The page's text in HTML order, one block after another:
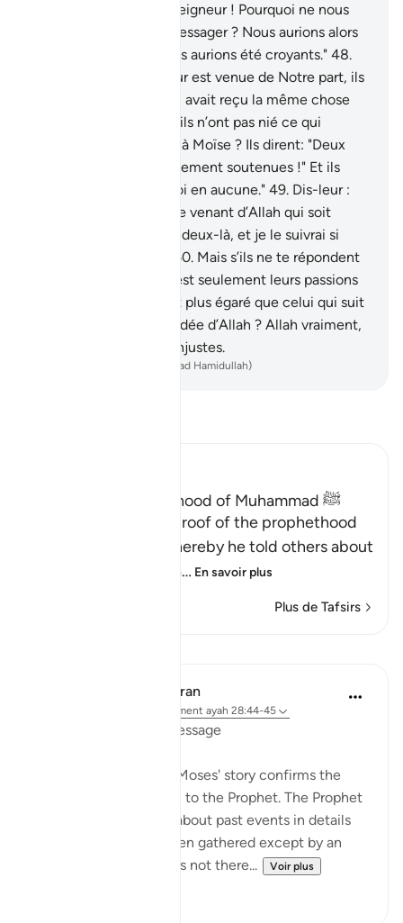
Proof of the Prophethood of Muhammad ﷺ
Allah points out the proof of the prophethood
matters of the past, a… En savoir plus
Plus de Tafsirs
In the Shade of the Quran
Référencement ayah 28:44-45
Confirmation of the Message
The first comment on Moses' story confirms the
revelations being given to the Prophet. The Prophet
was telling his people about past events in details
that could not have been gathered except by an
eyewitness. Yet, he was not there...
Voir plus
préparé, ils diraient : "Seigneur ! Pourquoi ne nous
as-Tu pas envoyé un Messager ? Nous aurions alors
suivi Tes versets et nous aurions été croyants." 48.
Mais quand la vérité leur est venue de Notre part, ils
ont dit: "Si seulement il avait reçu la même chose
que Moïse !" Est-ce qu’ils n’ont pas nié ce qui
auparavant fut apporté à Moïse ? Ils dirent: "Deux
magies se sont mutuellement soutenues !" Et ils
dirent: "Nous n’avons foi en aucune." 49. Dis-leur :
"Apportez donc un Livre venant d’Allah qui soit
meilleur guide que ces deux-là, et je le suivrai si
50. Mais s’ils ne te répondent
pas, sache alors que c’est seulement leurs passions
qu’ils suivent. Et qui est plus égaré que celui qui suit
sa passion sans une guidée d’Allah ? Allah vraiment,
ne guide pas les gens injustes.
French Translation(Muhammad Hamidullah)